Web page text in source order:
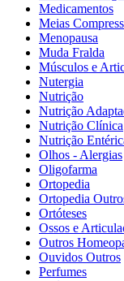
Medicamentos
Meias
Menopausa
Muda Fralda
Músculos e
Nutergia
Nutrição
Nutrição
Nutrição Clínica
Nutrição
Olhos - Alergias
Oligofarma
Ortopedia
Ortopedia
Ortóteses
Ossos e
Outros
Ouvidos Outros
Perfumes